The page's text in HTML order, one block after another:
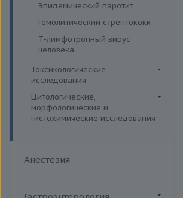
Эпидемический паротит
Гемолитический стрептококк
Т-лимфотропный вирус
человека
Токсикологические
исследования
Лекарственный мониторинг
Комплексные исследования
Вирусные гепатиты
Здоровье ребенка
металлы (Кровь)
металлы (Моча)
Цитологические,
морфологические и
гистохимические исследования
Гистологические исследования
Иммуногистохимические и
Анестезия